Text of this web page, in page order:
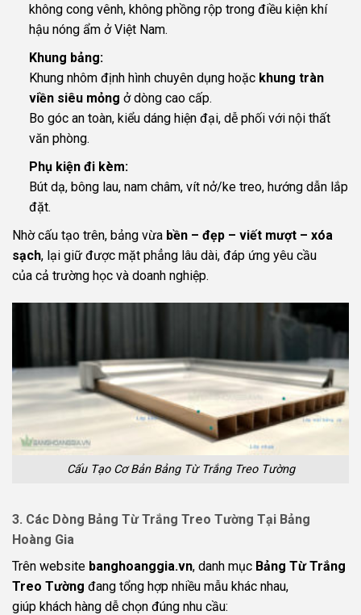
không cong vênh, không phồng rộp trong điều kiện khí
hậu nóng ẩm ở Việt Nam.
Khung bảng:
Khung nhôm định hình chuyên dụng hoặc khung tràn
viền siêu mỏng ở dòng cao cấp.
Bo góc an toàn, kiểu dáng hiện đại, dễ phối với nội thất
văn phòng.
Phụ kiện đi kèm:
Bút dạ, bông lau, nam châm, vít nở/ke treo, hướng dẫn lắp
đặt.
Nhờ cấu tạo trên, bảng vừa bền – đẹp – viết mượt – xóa
sạch, lại giữ được mặt phẳng lâu dài, đáp ứng yêu cầu
của cả trường học và doanh nghiệp.
Cấu Tạo Cơ Bản Bảng Từ Trắng Treo Tường
3. Các Dòng Bảng Từ Trắng Treo Tường Tại Bảng
Hoàng Gia
Trên website banghoanggia.vn, danh mục Bảng Từ Trắng
Treo Tường đang tổng hợp nhiều mẫu khác nhau,
giúp khách hàng dễ chọn đúng nhu cầu: